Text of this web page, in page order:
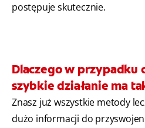
postępuje skutecznie.
Dlaczego w przypadku
szybkie działanie ma
Znasz już wszystkie metody
dużo informacji do